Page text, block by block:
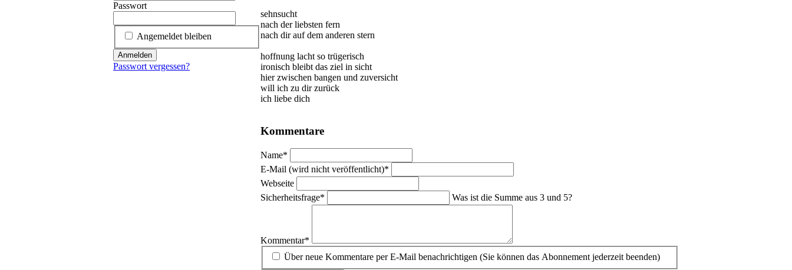
sehnsucht
nach der liebsten fern
nach dir auf dem anderen stern
hoffnung lacht so trügerisch
ironisch bleibt das ziel in sicht
hier zwischen bangen und zuversicht
will ich zu dir zurück
ich liebe dich
Kommentare
Pflichtfeld
Name*
Pflichtfeld
E-Mail (wird nicht veröffentlicht)*
Webseite
Pflichtfeld
Sicherheitsfrage*
Was ist die Summe aus 3 und 5?
Kommentar*
Über neue Kommentare per E-Mail benachrichtigen (Sie können das Abonnement jederzeit beenden)
Passwort
Angemeldet bleiben
Anmelden
Passwort vergessen?